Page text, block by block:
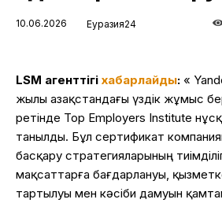
10.06.2026 Еуразия24
LSM агенттігі хабарлайды: «
жылы Қазақстандағы үздік жұмыс
ретінде Top Employers Institute
танылды. Бұл сертификат
басқару стратегияларының
мақсаттарға бағдарлануы,
тартылуы мен кәсіби дамуын